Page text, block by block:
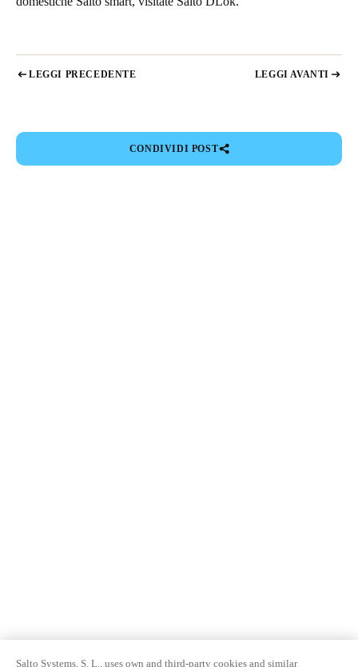
LEGGI PRECEDENTE LEGGI AVANTI
CONDIVIDI POST
Salto Systems, S. L., uses own and third-party cookies and similar